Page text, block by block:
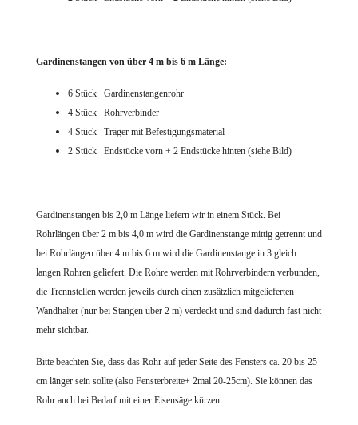
Gardinenstangen von über 4 m bis 6 m Länge:
6 Stück Gardinenstangenrohr
4 Stück Rohrverbinder
4 Stück Träger mit Befestigungsmaterial
2 Stück Endstücke vorn + 2 Endstücke hinten (siehe Bild)
Gardinenstangen bis 2,0 m Länge liefern wir in einem Stück. Bei
Rohrlängen über 2 m bis 4,0 m wird die Gardinenstange mittig getrennt und
bei Rohrlängen über 4 m bis 6 m wird die Gardinenstange in 3 gleich
langen Rohren geliefert. Die Rohre werden mit Rohrverbindern verbunden,
die Trennstellen werden jeweils durch einen zusätzlich mitgelieferten
Wandhalter (nur bei Stangen über 2 m) verdeckt und sind dadurch fast nicht
mehr sichtbar.
Bitte beachten Sie, dass das Rohr auf jeder Seite des Fensters ca. 20 bis 25
cm länger sein sollte (also Fensterbreite+ 2mal 20-25cm). Sie können das
Rohr auch bei Bedarf mit einer Eisensäge kürzen.